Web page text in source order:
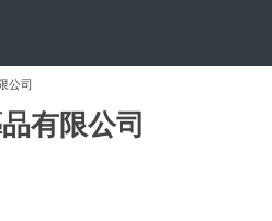
公司
有限公司